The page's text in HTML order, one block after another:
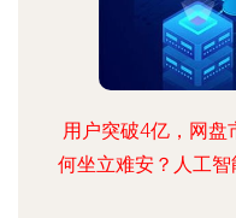
用户突破4亿，网盘
何坐立难安？人工